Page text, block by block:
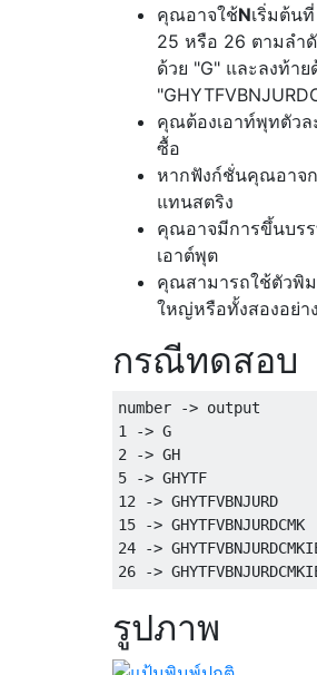
คุณอาจใช้Nเริ่มต้น
25 หรือ 26 ตามลำ
ด้วย "G" และลงท้าย
คุณต้องเอาท์พุทตัวล
ซื้อ
หากฟังก์ชั่นคุณอาจ
แทนสตริง
คุณอาจมีการขึ้นบร
เอาต์พุต
คุณสามารถใช้ตัวพิ
ใหญ่หรือทั้งสองอย่าง
กรณีทดสอบ
number -> output
1 -> G
2 -> GH
5 -> GHYTF
12 -> GHYTFVBNJURD
15 -> GHYTFVBNJURDCMK
24 ->
รูปภาพ